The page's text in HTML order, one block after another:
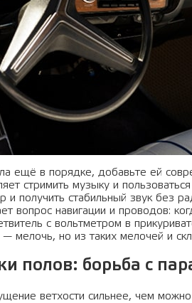
ещё в порядке, добавьте ей
стримить музыку и
и получить стабильный звук без
вопрос навигации и проводов:
с вольтметром в
мелочь, но из таких мелочей и
полов: борьба с
ветхости сильнее, чем можно